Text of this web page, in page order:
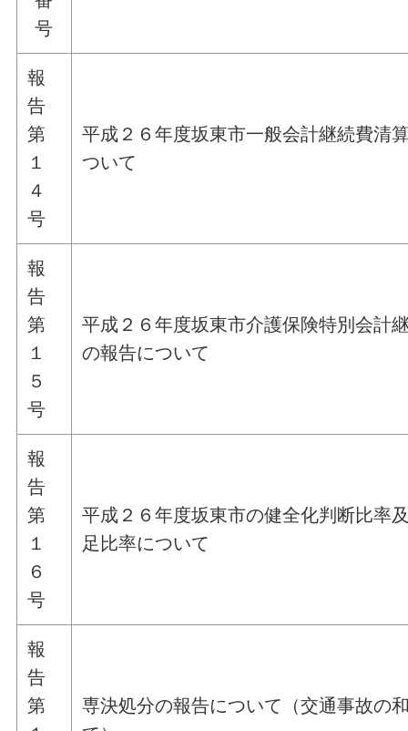
号
報
告
第
１
４
号
平成２６年度坂東市一般会計継続費清
ついて
報
告
第
１
５
号
平成２６年度坂東市介護保険特別会計
の報告について
報
告
第
１
６
号
平成２６年度坂東市の健全化判断比率
足比率について
報
告
第
専決処分の報告について（交通事故の